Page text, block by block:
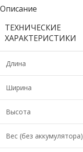
Описание
ТЕХНИЧЕСКИЕ
ХАРАКТЕРИСТИКИ
Длина
Ширина
Высота
Вес (без аккумулятора)